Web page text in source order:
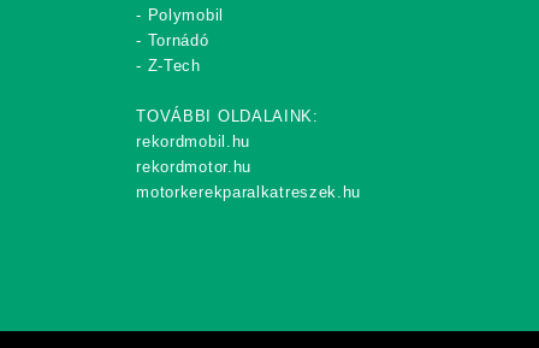
- Polymobil
- Tornádó
- Z-Tech
TOVÁBBI OLDALAINK:
rekordmobil.hu
rekordmotor.hu
motorkerekparalkatreszek.hu